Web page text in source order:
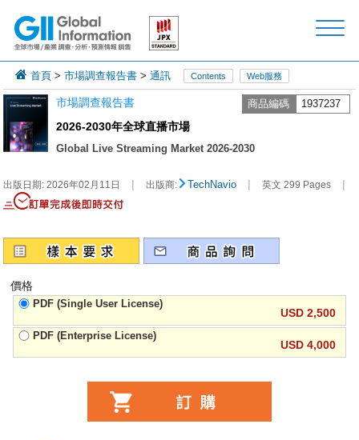
首頁 >市場調查報告書 >通訊 Contents Web服務
市場調查報告書 商品編碼 1937237
2026-2030年全球直播市場
Global Live Streaming Market 2026-2030
出版日期:2026年02月11日 | 出版商: TechNavio | 英文 299 Pages |
價格
PDF (Single User License)
USD 2,500
PDF (Enterprise License)
USD 4,000